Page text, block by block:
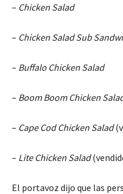
– Chicken Salad
– Chicken Salad Sub
– Buffalo Chicken Salad
– Boom Boom Chicken
– Cape Cod Chicken Salad
– Lite Chicken Salad
El portavoz dijo que las